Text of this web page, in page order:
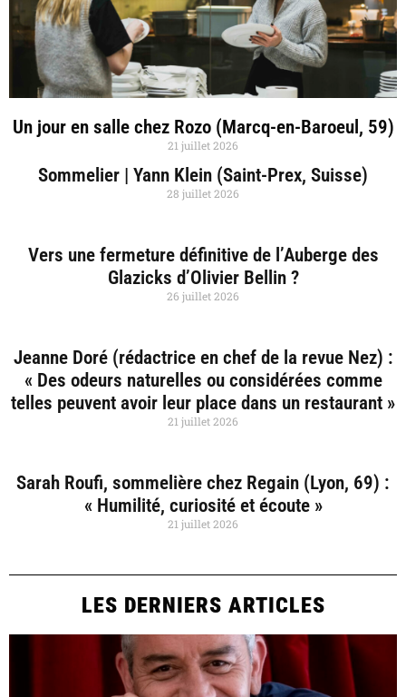
Un jour en salle chez Rozo (Marcq-en-Baroeul, 59)
21 juillet 2026
Sommelier | Yann Klein (Saint-Prex, Suisse)
28 juillet 2026
Vers une fermeture définitive de l’Auberge des
Glazicks d’Olivier Bellin ?
26 juillet 2026
Jeanne Doré (rédactrice en chef de la revue Nez) :
« Des odeurs naturelles ou considérées comme
telles peuvent avoir leur place dans un restaurant »
21 juillet 2026
Sarah Roufi, sommelière chez Regain (Lyon, 69) :
« Humilité, curiosité et écoute »
21 juillet 2026
LES DERNIERS ARTICLES